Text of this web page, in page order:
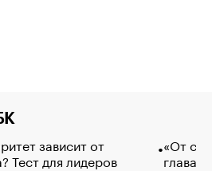
зависит от
Тест для лидеров
«От
глава